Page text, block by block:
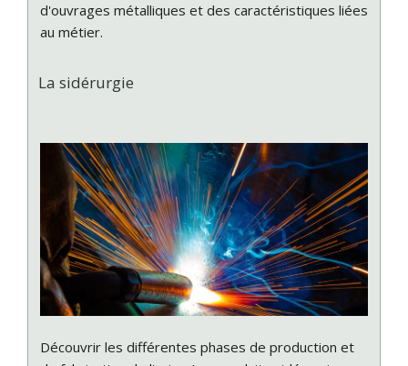
d'ouvrages métalliques et des caractéristiques liées
au métier.
La sidérurgie
Découvrir les différentes phases de production et